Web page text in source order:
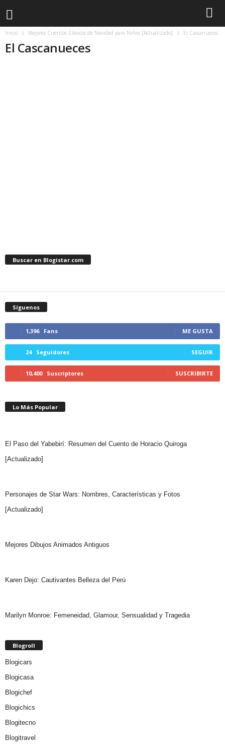
Inicio Mejores Cuentos Clásicos de Navidad para Niños [Actualizado] El Cascanueces
El Cascanueces
Buscar en Blogistar.com
Síguenos
1,396 Fans ME GUSTA
24 Seguidores SEGUIR
10,400 Suscriptores SUSCRIBIRTE
Lo Más Popular
El Paso del Yabebirí: Resumen del Cuento de Horacio Quiroga
[Actualizado]
Personajes de Star Wars: Nombres, Características y Fotos
[Actualizado]
Mejores Dibujos Animados Antiguos
Karen Dejo: Cautivantes Belleza del Perú
Marilyn Monroe: Femeneidad, Glamour, Sensualidad y Tragedia
Blogroll
Blogicars
Blogicasa
Blogichef
Blogichics
Blogitecno
Blogitravel